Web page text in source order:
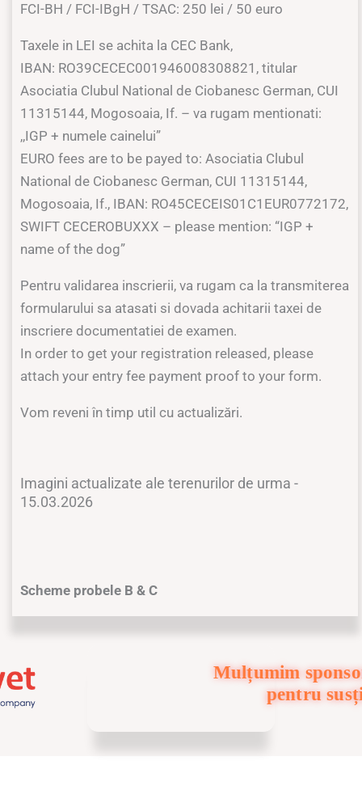
FCI-BH / FCI-IBgH / TSAC: 250 lei / 50 euro
Taxele in LEI se achita la CEC Bank,
IBAN: RO39CECEC001946008308821, titular
Asociatia Clubul National de Ciobanesc German, CUI
11315144, Mogosoaia, If. – va rugam mentionati:
,,IGP + numele cainelui”
EURO fees are to be payed to: Asociatia Clubul
National de Ciobanesc German, CUI 11315144,
Mogosoaia, If., IBAN: RO45CECEIS01C1EUR0772172,
SWIFT CECEROBUXXX – please mention: “IGP +
name of the dog”
Pentru validarea inscrierii, va rugam ca la transmiterea
formularului sa atasati si dovada achitarii taxei de
inscriere documentatiei de examen.
In order to get your registration released, please
attach your entry fee payment proof to your form.
Vom reveni în timp util cu actualizări.
Imagini actualizate ale terenurilor de urma -
15.03.2026
Scheme probele B & C
Mulțumim
pentru